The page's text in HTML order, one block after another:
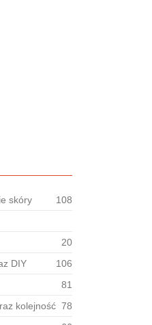
skóry
108
20
DIY
106
81
kolejność 78